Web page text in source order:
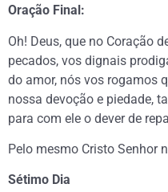
Oração Final:
Oh! Deus, que no Coração
pecados, vos dignais
do amor, nós vos rogamos
nossa devoção e piedade,
para com ele o dever de
Pelo mesmo Cristo Senhor
Sétimo Dia